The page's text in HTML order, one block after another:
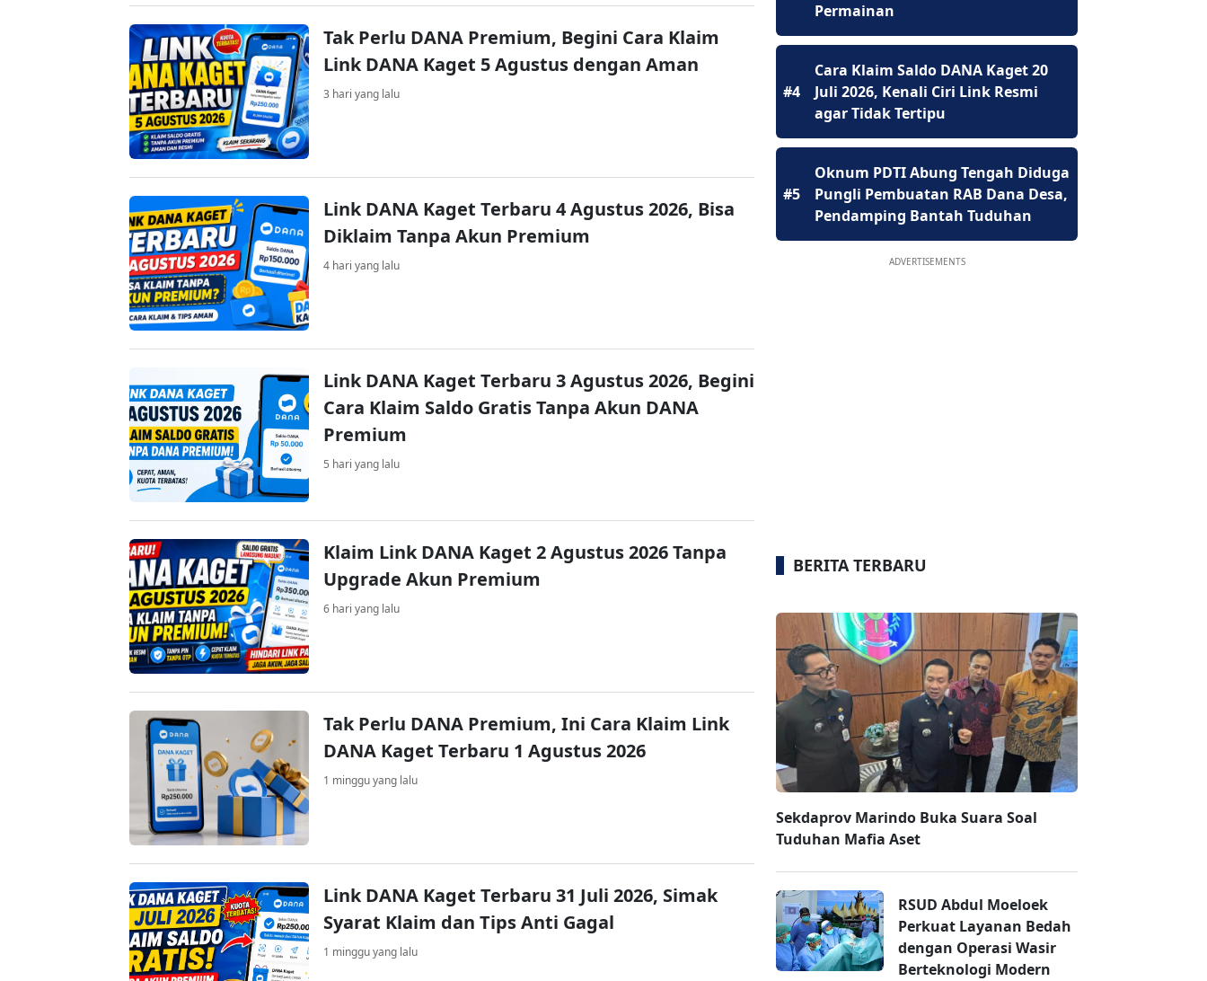
Tak Perlu DANA Premium, Begini Cara Klaim
Link DANA Kaget 5 Agustus dengan Aman
3 hari yang lalu
Link DANA Kaget Terbaru 4 Agustus 2026, Bisa
Diklaim Tanpa Akun Premium
4 hari yang lalu
Link DANA Kaget Terbaru 3 Agustus 2026, Begini
Cara Klaim Saldo Gratis Tanpa Akun DANA
Premium
5 hari yang lalu
Klaim Link DANA Kaget 2 Agustus 2026 Tanpa
Upgrade Akun Premium
6 hari yang lalu
Tak Perlu DANA Premium, Ini Cara Klaim Link
DANA Kaget Terbaru 1 Agustus 2026
1 minggu yang lalu
Link DANA Kaget Terbaru 31 Juli 2026, Simak
Syarat Klaim dan Tips Anti Gagal
1 minggu yang lalu
Permainan
#4
Cara Klaim Saldo DANA Kaget 20
Juli 2026, Kenali Ciri Link Resmi
agar Tidak Tertipu
#5
Oknum PDTI Abung Tengah Diduga
Pungli Pembuatan RAB Dana Desa,
Pendamping Bantah Tuduhan
ADVERTISEMENTS
BERITA TERBARU
Sekdaprov Marindo Buka Suara Soal
Tuduhan Mafia Aset
RSUD Abdul Moeloek
Perkuat Layanan Bedah
dengan Operasi Wasir
Berteknologi Modern